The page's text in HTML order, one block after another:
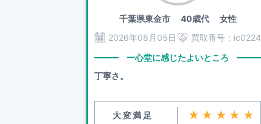
千葉県東金市40歳代 女性
2026年08月05日
買取番号： ic0224
一心堂に感じたよいところ
丁寧さ。
大変満足 ★★★★★